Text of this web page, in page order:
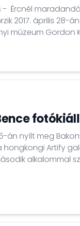
- Ércnél
Gordon King
„A nemzetközi
án nyílt meg
Artify
alkalommal